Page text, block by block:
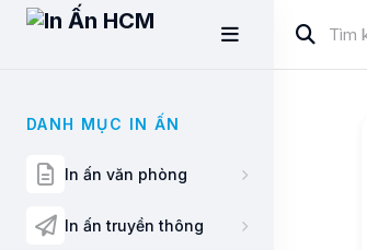
DANH MỤC IN ẤN
In ấn văn phòng
In ấn truyền thông